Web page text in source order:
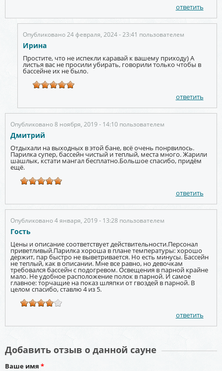
ответить
Опубликовано 24 февраля, 2024 - 23:41 пользователем
Ирина
Простите, что не испекли каравай к вашему приходу) А
листья вас не просили убирать, говорили только чтобы в
бассейне их не было.
ответить
Опубликовано 8 ноября, 2019 - 14:10 пользователем
Дмитрий
Отдыхали на выходных в этой бане, всё очень понрвилось.
Парилка супер, бассейн чистый и теплый, места много. Жарили
шашлык, кстати мангал бесплатно.Большое спасибо, придём
ещё.
ответить
Опубликовано 4 января, 2019 - 13:28 пользователем
Гость
Цены и описание соответствует действительности.Персонал
приветливый.Парилка хороша в плане температуры: хорошо
держит, пар быстро не выветривается. Но есть минусы. Бассейн
не теплый, как в описании. Мне все равно, но девочкам
требовался бассейн с подогревом. Освещения в парной крайне
мало. Не удобное расположение полок в парной. И самое
главное: торчащие на показ шляпки от гвоздей в парной. В
целом спасибо, ставлю 4 из 5.
ответить
Добавить отзыв о данной сауне
Ваше имя *